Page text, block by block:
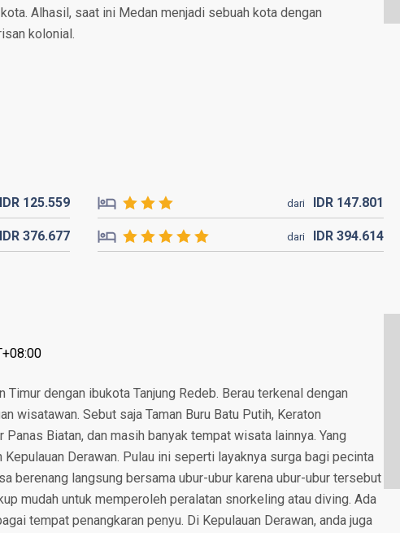
Alhasil, saat ini Medan menjadi sebuah kota dengan
kolonial.
IDR 125.559 dari IDR 147.801
IDR376.677 dari IDR 394.614
dengan ibukota Tanjung Redeb. Berau terkenal dengan
wisatawan. Sebut saja Taman Buru Batu Putih, Keraton
Biatan, dan masih banyak tempat wisata lainnya. Yang
Derawan. Pulau ini seperti layaknya surga bagi pecinta
berenang langsung bersama ubur-ubur karena ubur-ubur tersebut
mudah untuk memperoleh peralatan snorkeling atau diving. Ada
tempat penangkaran penyu. Di Kepulauan Derawan, anda juga